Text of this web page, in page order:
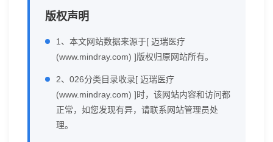
版权声明
1、本文网站数据来源于[ 迈瑞医疗
(www.mindray.com) ]版权归原网站所有。
2、026分类目录收录[ 迈瑞医疗
(www.mindray.com) ]时，该网站内容和访问都
正常，如您发现有异，请联系网站管理员处
理。